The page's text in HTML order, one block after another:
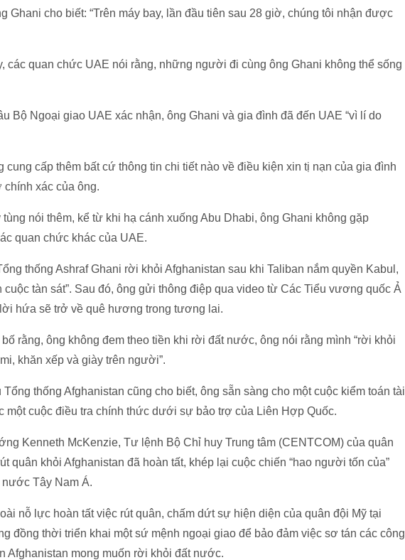
Ghani cho biết: “Trên máy bay, lần đầu tiên sau 28 giờ, chúng tôi nhận được
các quan chức UAE nói rằng, những người đi cùng ông Ghani không thể sống
Bộ Ngoại giao UAE xác nhận, ông Ghani và gia đình đã đến UAE “vì lí do
cung cấp thêm bất cứ thông tin chi tiết nào về điều kiện xin tị nạn của gia đình
xác của ông.
nói thêm, kể từ khi hạ cánh xuống Abu Dhabi, ông Ghani không gặp
quan chức khác của UAE.
thống Ashraf Ghani rời khỏi Afghanistan sau khi Taliban nắm quyền Kabul,
cuộc tàn sát”. Sau đó, ông gửi thông điệp qua video từ Các Tiểu vương quốc Ả
hứa sẽ trở về quê hương trong tương lai.
rằng, ông không đem theo tiền khi rời đất nước, ông nói rằng mình “rời khỏi
khăn xếp và giày trên người”.
thống Afghanistan cũng cho biết, ông sẵn sàng cho một cuộc kiểm toán tài
một cuộc điều tra chính thức dưới sự bảo trợ của Liên Hợp Quốc.
Kenneth McKenzie, Tư lệnh Bộ Chỉ huy Trung tâm (CENTCOM) của quân
quân khỏi Afghanistan đã hoàn tất, khép lại cuộc chiến “hao người tốn của”
nước Tây Nam Á.
nỗ lực hoàn tất việc rút quân, chấm dứt sự hiện diện của quân đội Mỹ tại
đồng thời triển khai một sứ mệnh ngoại giao để bảo đảm việc sơ tán các công
Afghanistan mong muốn rời khỏi đất nước.